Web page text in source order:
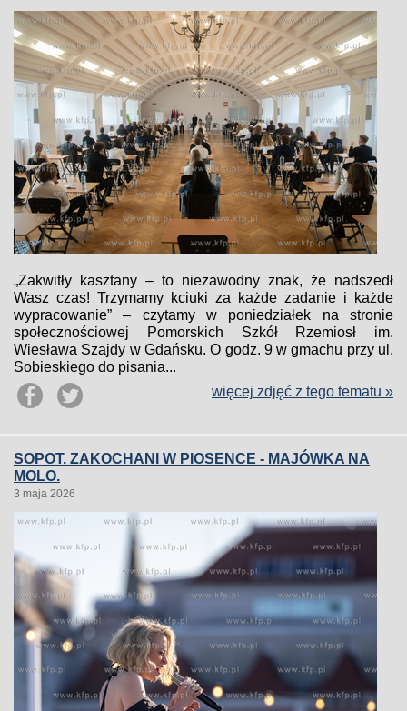
„Zakwitły kasztany – to niezawodny znak, że nadszedł
Wasz czas! Trzymamy kciuki za każde zadanie i każde
wypracowanie” – czytamy w poniedziałek na stronie
społecznościowej Pomorskich Szkół Rzemiosł im.
Wiesława Szajdy w Gdańsku. O godz. 9 w gmachu przy ul.
Sobieskiego do pisania...
więcej zdjęć z tego tematu »
SOPOT. ZAKOCHANI W PIOSENCE - MAJÓWKA NA
MOLO.
3 maja 2026